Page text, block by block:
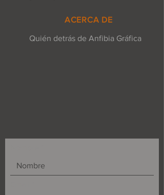
ACERCA DE
Quién detrás de Anfibia Gráfica